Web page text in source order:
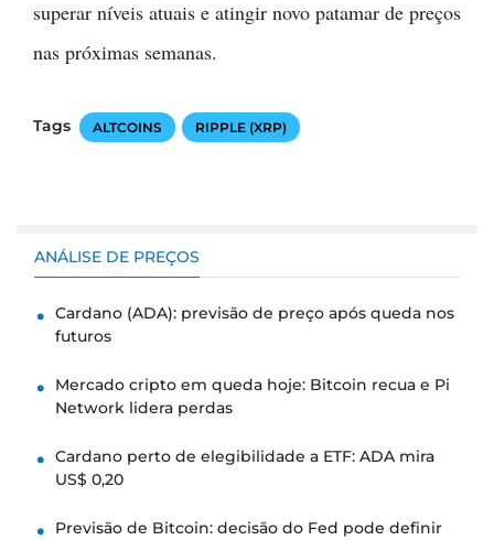
superar níveis atuais e atingir novo patamar de preços
nas próximas semanas.
Tags ALTCOINS RIPPLE (XRP)
ANÁLISE DE PREÇOS
Cardano (ADA): previsão de preço após queda nos
futuros
Mercado cripto em queda hoje: Bitcoin recua e Pi
Network lidera perdas
Cardano perto de elegibilidade a ETF: ADA mira
US$ 0,20
Previsão de Bitcoin: decisão do Fed pode definir